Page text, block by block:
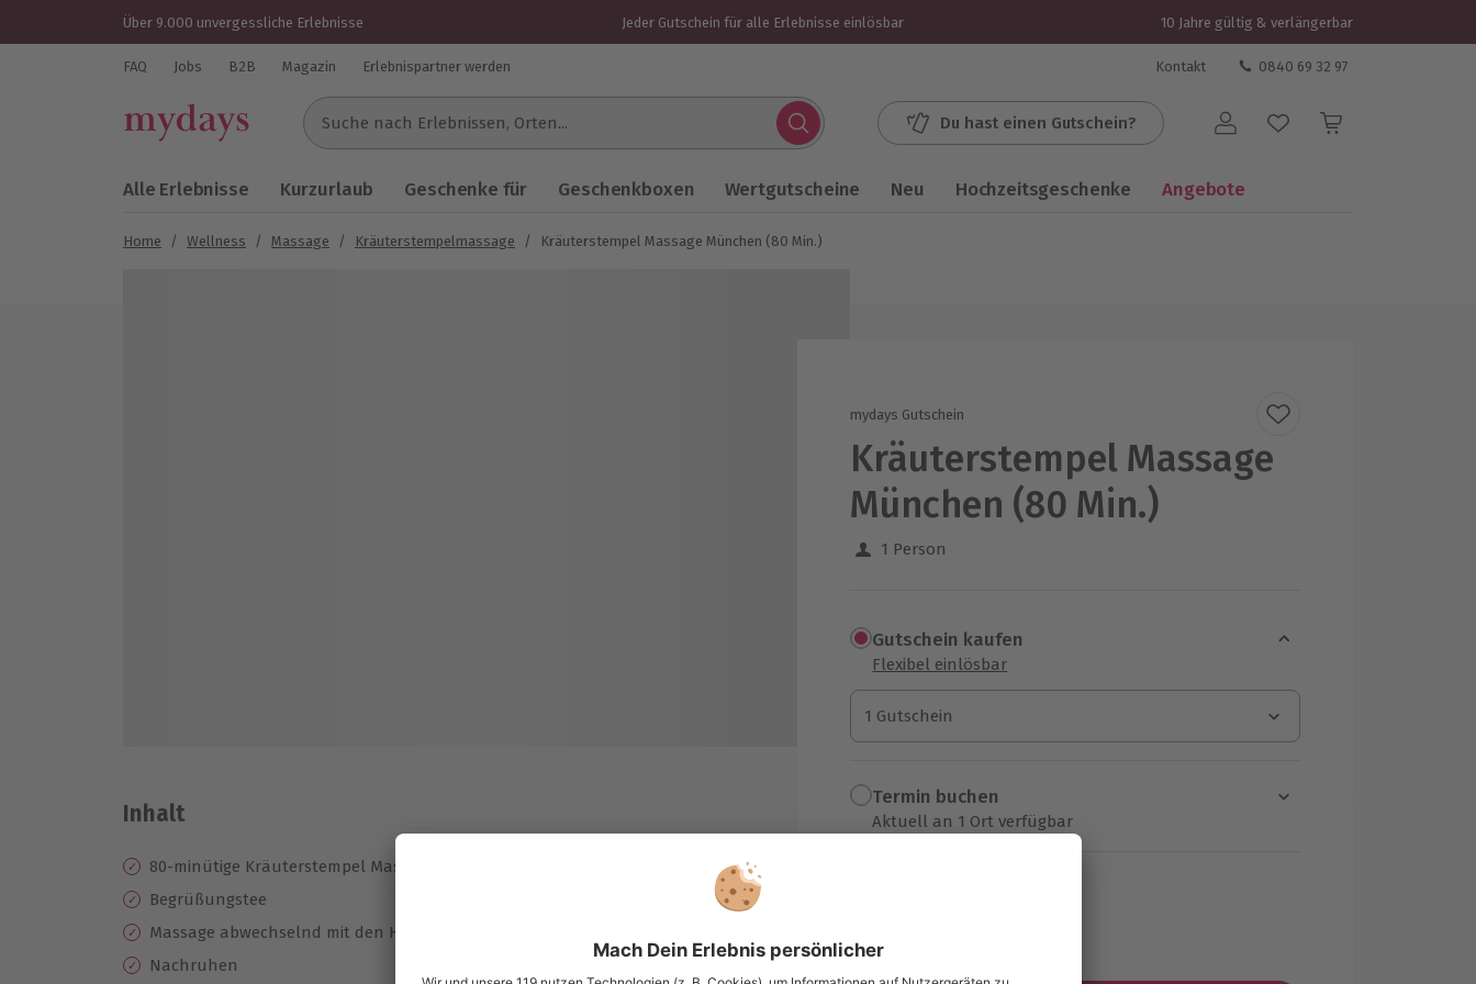
Über 9.000 unvergessliche Erlebnisse Jeder Gutschein für alle Erlebnisse einlösbar 10 Jahre gültig & verlängerbar
FAQ Jobs B2B Magazin Erlebnispartner werden Kontakt 0840 69 32 97
Suche nach Erlebnissen...
Du hast einen Gutschein? Benutzerkonto
Alle Erlebnisse Kurzurlaub Geschenke für Geschenkboxen Wertgutscheine Neu Hochzeitsgeschenke Angebote
Home / Wellness / Massage / Kräuterstempelmassage / Kräuterstempel Massage München (80 Min.)
mydays Gutschein
Kräuterstempel Massage
München (80 Min.)
1 Person
Gutschein kaufen
Flexibel einlösbar
1 Gutschein
1 Gutschein
1 Gutschein
Termin buchen
Aktuell an 1 Ort verfügbar
zzgl. Versand
Inhalt
80-minütige Kräuterstempel Massage in München
Begrüßungstee
Massage abwechselnd mit den Händen und warmen Kräuterstempeln
Nachruhen